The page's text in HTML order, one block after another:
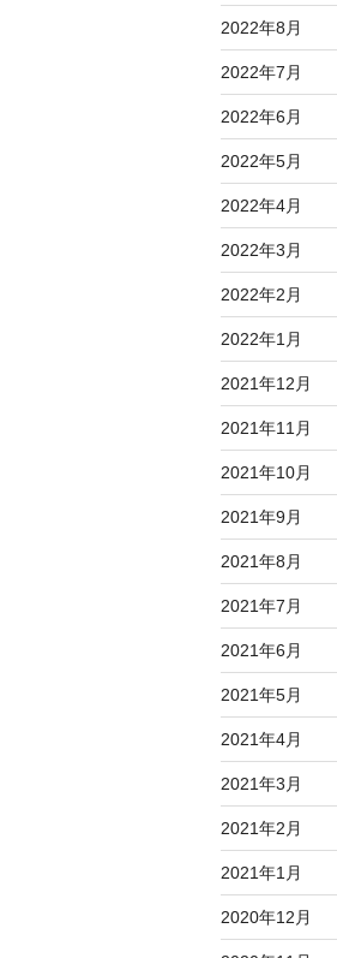
2022年8月
2022年7月
2022年6月
2022年5月
2022年4月
2022年3月
2022年2月
2022年1月
2021年12月
2021年11月
2021年10月
2021年9月
2021年8月
2021年7月
2021年6月
2021年5月
2021年4月
2021年3月
2021年2月
2021年1月
2020年12月